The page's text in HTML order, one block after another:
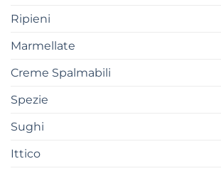
Ripieni
Marmellate
Creme Spalmabili
Spezie
Sughi
Ittico